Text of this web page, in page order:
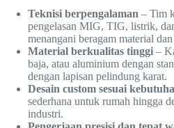
Teknisi berpengalaman – Tim
pengelasan MIG, TIG, listrik,
menangani beragam material
Material berkualitas tinggi –
baja, atau aluminium dengan
dengan lapisan pelindung karat.
Desain custom sesuai
sederhana untuk rumah hingga
industri.